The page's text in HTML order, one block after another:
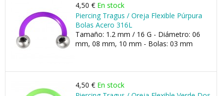
4,50 € En stock
Piercing Tragus / Oreja Flexible Púrpura
Bolas Acero 316L
Tamaño: 1.2 mm / 16 G - Diámetro: 06
mm, 08 mm, 10 mm - Bolas: 03 mm
4,50 € En stock